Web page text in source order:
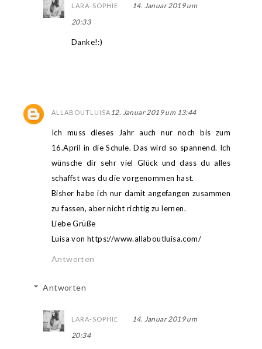
LARA-SOPHIE
14. Januar 2019 um
20:33
Danke!:)
ALLABOUTLUISA 12. Januar 2019 um 13:44
Ich muss dieses Jahr auch nur noch bis zum
16.April in die Schule. Das wird so spannend. Ich
wünsche dir sehr viel Glück und dass du alles
schaffst was du die vorgenommen hast.
Bisher habe ich nur damit angefangen zusammen
zu fassen, aber nicht richtig zu lernen.
Liebe Grüße
Luisa von https://www.allaboutluisa.com/
Antworten
Antworten
LARA-SOPHIE
14. Januar 2019 um
20:34